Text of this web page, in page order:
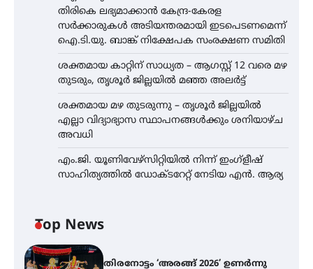
തിരികെ ലഭ്യമാക്കാൻ കേന്ദ്ര-കേരള
സർക്കാരുകൾ അടിയന്തരമായി ഇടപെടണമെന്ന്
ഐ.ടി.യു. ബാങ്ക് നിക്ഷേപക സംരക്ഷണ സമിതി
ശക്തമായ കാറ്റിന് സാധ്യത – ആഗസ്റ്റ് 12 വരെ മഴ
തുടരും, തൃശൂർ ജില്ലയിൽ മഞ്ഞ അലർട്ട്
ശക്തമായ മഴ തുടരുന്നു – തൃശൂർ ജില്ലയിൽ
എല്ലാ വിദ്യാഭ്യാസ സ്ഥാപനങ്ങൾക്കും ശനിയാഴ്ച
അവധി
എം.ജി. യൂണിവേഴ്‌സിറ്റിയിൽ നിന്ന് ഇംഗ്ളീഷ്
സാഹിത്യത്തിൽ ഡോക്ടറേറ്റ് നേടിയ എൻ. ആര്യ
Top News
തിരനോട്ടം ‘അരങ്ങ് 2026’ ഉണർന്നു